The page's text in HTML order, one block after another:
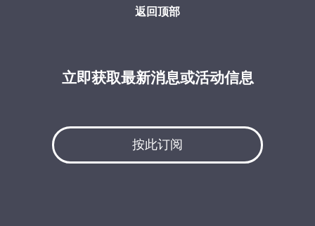
返回顶部
立即获取最新消息或活动信息
按此订阅